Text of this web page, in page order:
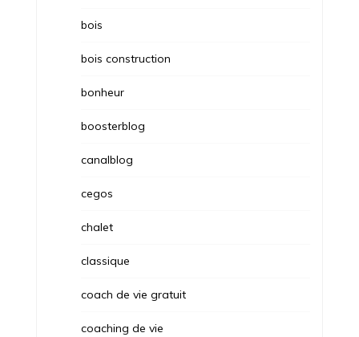
bois
bois construction
bonheur
boosterblog
canalblog
cegos
chalet
classique
coach de vie gratuit
coaching de vie